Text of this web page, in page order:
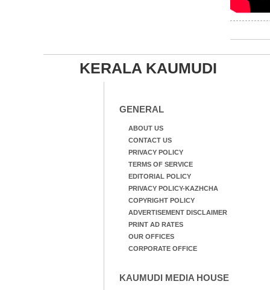
KERALA KAUMUDI
GENERAL
ABOUT US
CONTACT US
PRIVACY POLICY
TERMS OF SERVICE
EDITORIAL POLICY
PRIVACY POLICY-KAZHCHA
COPYRIGHT POLICY
ADVERTISEMENT DISCLAIMER
PRINT AD RATES
OUR OFFICES
CORPORATE OFFICE
KAUMUDI MEDIA HOUSE